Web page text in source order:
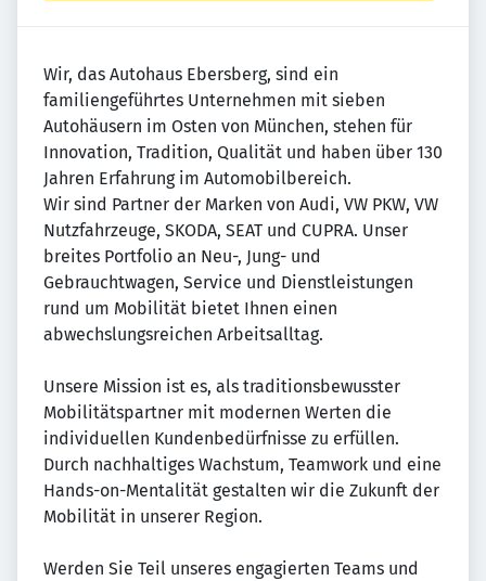
Wir, das Autohaus Ebersberg, sind ein
familiengeführtes Unternehmen mit sieben
Autohäusern im Osten von München, stehen für
Innovation, Tradition, Qualität und haben über 130
Jahren Erfahrung im Automobilbereich.
Wir sind Partner der Marken von Audi, VW PKW, VW
Nutzfahrzeuge, SKODA, SEAT und CUPRA. Unser
breites Portfolio an Neu-, Jung- und
Gebrauchtwagen, Service und Dienstleistungen
rund um Mobilität bietet Ihnen einen
abwechslungsreichen Arbeitsalltag.
Unsere Mission ist es, als traditionsbewusster
Mobilitätspartner mit modernen Werten die
individuellen Kundenbedürfnisse zu erfüllen.
Durch nachhaltiges Wachstum, Teamwork und eine
Hands-on-Mentalität gestalten wir die Zukunft der
Mobilität in unserer Region.
Werden Sie Teil unseres engagierten Teams und